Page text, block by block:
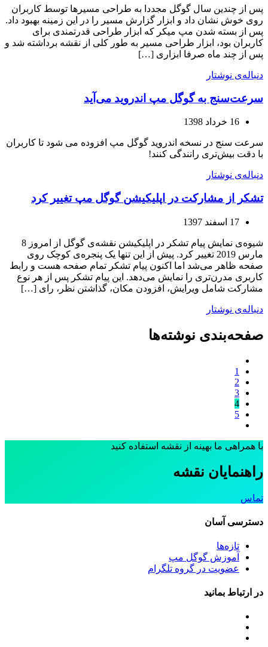
پس از چندین سال گوگل مجددا به طراحی مسیرها توسط کاربران
روی خوش نشان داد و ابزار گزارش مسیر را در این زمینه بهبود داد.
پس از بسته شدن مپ میکر که ابزار طراحی قدرتمندی برای
کاربران بود، ابزار طراحی مسیر به طور کلی از نقشه برداشته شد و
پس از چند ماه صرفا ابزاری […]
دنباله‌ی نوشتار
سرعت‌سنج به گوگل مپ اندروید می‌آید
16 خرداد 1398
سرعت سنج در نسخه اندروید گوگل مپ افزوده می شود تا کاربران
با دقت بیش‌تری رانندگی کنند!
دنباله‌ی نوشتار
تشکر از مشارکت در اپلیکیشن گوگل مپ تغییر کرد
17 اسفند 1397
شیوه‌ی نمایش پیام تشکر در اپلیکیشن نقشه‌ی گوگل از امروز 8
مارس 2019 تغییر کرد. پیش از این تنها یک پنجره‌ی کوچک روی
صفحه ظاهر می‌شد اما اکنون پیام تشکر تمام صفحه هست و رابط
کاربری مدرن‌تری را نمایش می‌دهد. این پیام تشکر پس از هر نوع
مشارکت شامل ویرایش، افزودن مکان، گذاشتن نظر، رای […]
دنباله‌ی نوشتار
صفحه‌بندی نوشته‌ها
1
2
3
4
5
با همراهی ما بهینه از نقشه استفاده کنید
راهنمایان نقشه
تماس
دسترسی آسان
تازه‌ها
آموزش گوگل مپ
عضویت در گروه تلگرام
در ارتباط بمانید